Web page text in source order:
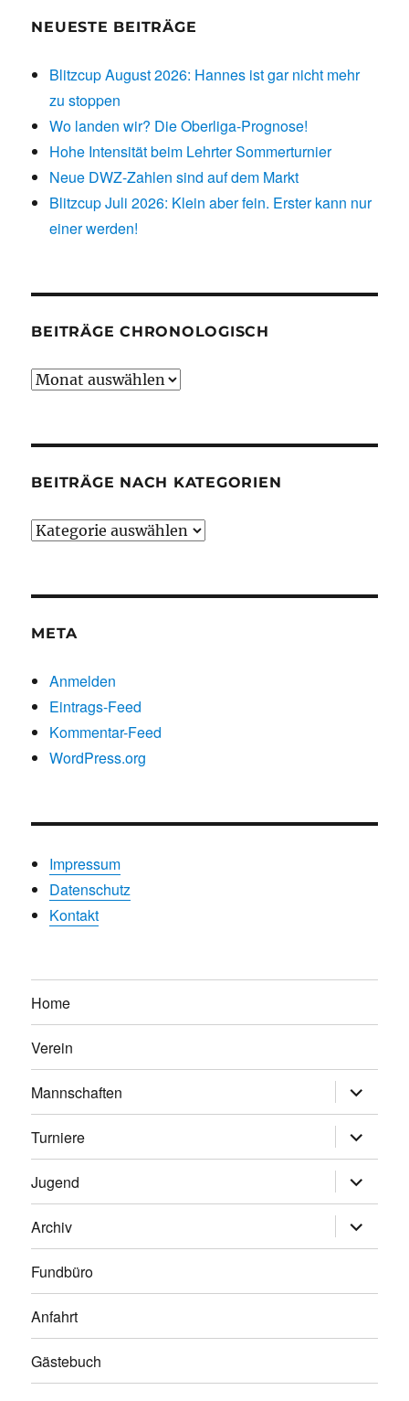
NEUESTE BEITRÄGE
Blitzcup August 2026: Hannes ist gar nicht mehr
zu stoppen
Wo landen wir? Die Oberliga-Prognose!
Hohe Intensität beim Lehrter Sommerturnier
Neue DWZ-Zahlen sind auf dem Markt
Blitzcup Juli 2026: Klein aber fein. Erster kann nur
einer werden!
BEITRÄGE CHRONOLOGISCH
Beiträge
BEITRÄGE NACH KATEGORIEN
Beiträge
META
Anmelden
Eintrags-Feed
Kommentar-Feed
WordPress.org
Impressum
Datenschutz
Kontakt
Home
Verein
Mannschaften
anzeigen
Turniere
anzeigen
Jugend
anzeigen
Archiv
anzeigen
Fundbüro
Anfahrt
Gästebuch